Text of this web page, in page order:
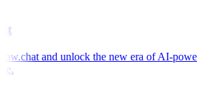
and unlock the new era of AI-